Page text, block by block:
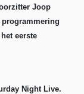
Joop
eerste
Night Live.